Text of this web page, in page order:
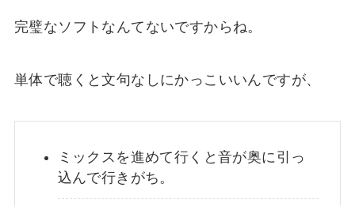
完璧なソフトなんてないですからね。
単体で聴くと文句なしにかっこいいんですが、
ミックスを進めて行くと音が奥に引っ
込んで行きがち 。